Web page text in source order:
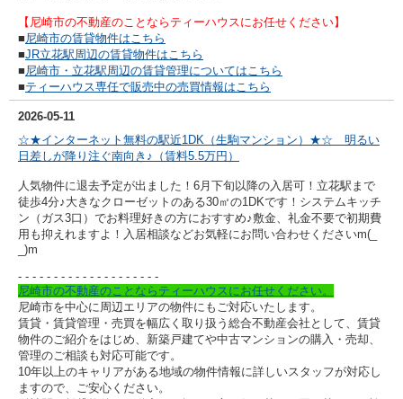
【尼崎市の不動産のことならティーハウスにお任せください】
■ 尼崎市の賃貸物件はこちら
■JR立花駅周辺の賃貸物件はこちら
■ 尼崎市・立花駅周辺の賃貸管理についてはこちら
■ティーハウス専任で販売中の売買情報はこちら
2026-05-11
☆★インターネット無料の駅近1DK（生駒マンション）★☆ 明るい
日差しが降り注ぐ南向き♪（賃料5.5万円）
人気物件に退去予定が出ました！6月下旬以降の入居可！立花駅まで
徒歩4分♪大きなクローゼットのある30㎡の1DKです！システムキッチ
ン（ガス3口）でお料理好きの方におすすめ♪敷金、礼金不要で初期費
用も抑えれますよ！入居相談などお気軽にお問い合わせくださいm(_
_)m
- - - - - - - - - - - - - - - - - - - -
尼崎市の不動産のことならティーハウスにお任せください。
尼崎市を中心に周辺エリアの物件にもご対応いたします。
賃貸・賃貸管理・売買を幅広く取り扱う総合不動産会社として、賃貸
物件のご紹介をはじめ、新築戸建てや中古マンションの購入・売却、
管理のご相談も対応可能です。
10年以上のキャリアがある地域の物件情報に詳しいスタッフが対応し
ますので、ご安心ください。